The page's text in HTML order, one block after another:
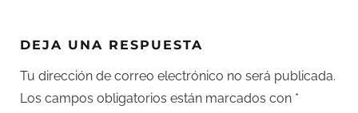
DEJA UNA RESPUESTA
Tu dirección de correo electrónico no será publicada.
Los campos obligatorios están marcados con *